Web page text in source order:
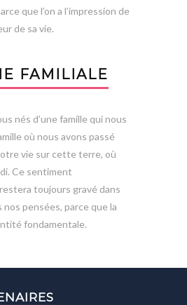
que l’on a l’impression de
de sa vie.
FAMILIALE
nés d’une famille qui nous
où nous avons passé
vie sur cette terre, où
Ce sentiment
toujours gravé dans
pensées, parce que la
fondamentale.